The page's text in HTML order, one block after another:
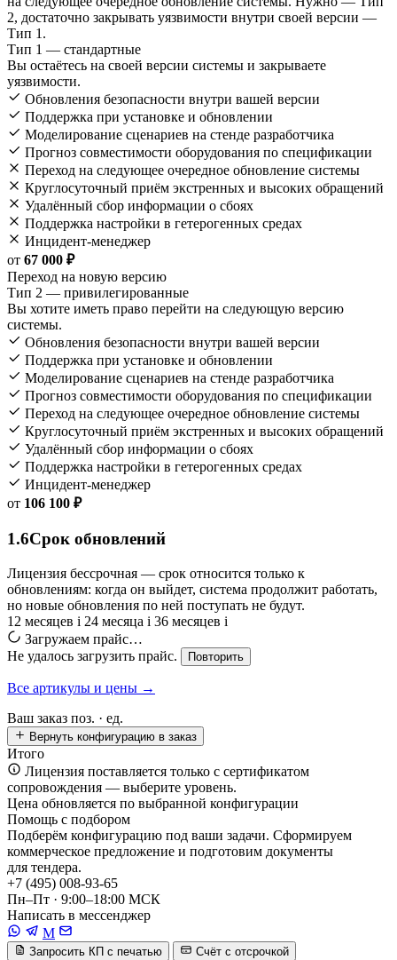
2, достаточно закрывать уязвимости внутри своей версии —
Тип 1.
Тип 1 — стандартные
Вы остаётесь на своей версии системы и закрываете
уязвимости.
Обновления безопасности внутри вашей версии
Поддержка при установке и обновлении
Моделирование сценариев на стенде разработчика
Прогноз совместимости оборудования по спецификации
Переход на следующее очередное обновление системы
Круглосуточный приём экстренных и высоких обращений
Удалённый сбор информации о сбоях
Поддержка настройки в гетерогенных средах
Инцидент-менеджер
от 67 000 ₽
Переход на новую версию
Тип 2 — привилегированные
Вы хотите иметь право перейти на следующую версию
системы.
Обновления безопасности внутри вашей версии
Поддержка при установке и обновлении
Моделирование сценариев на стенде разработчика
Прогноз совместимости оборудования по спецификации
Переход на следующее очередное обновление системы
Круглосуточный приём экстренных и высоких обращений
Удалённый сбор информации о сбоях
Поддержка настройки в гетерогенных средах
Инцидент-менеджер
от 106 100 ₽
1.6Срок обновлений
Лицензия бессрочная — срок относится только к
обновлениям: когда он выйдет, система продолжит работать,
но новые обновления по ней поступать не будут.
12 месяцев i 24 месяца i 36 месяцев i
Загружаем прайс…
Не удалось загрузить прайс.
Повторить
Все артикулы и цены →
Ваш заказ поз. · ед.
Вернуть конфигурацию в заказ
Итого
Лицензия поставляется только с сертификатом
сопровождения — выберите уровень.
Цена обновляется по выбранной конфигурации
Помощь с подбором
Подберём конфигурацию под ваши задачи. Сформируем
коммерческое предложение и подготовим документы
для тендера.
+7 (495) 008-93-65
Пн–Пт · 9:00–18:00 МСК
Написать в мессенджер
M
Запросить КП с печатью Счёт с отсрочкой